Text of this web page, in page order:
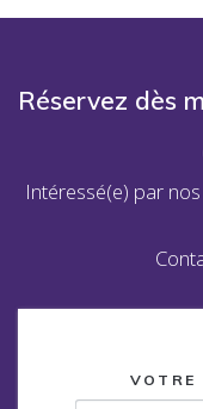
Réservez dès
Intéressé(e) par
VOTRE